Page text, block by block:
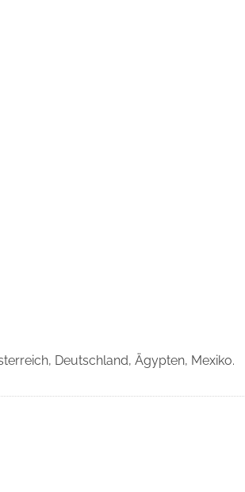
Deutschland, Ägypten, Mexiko.